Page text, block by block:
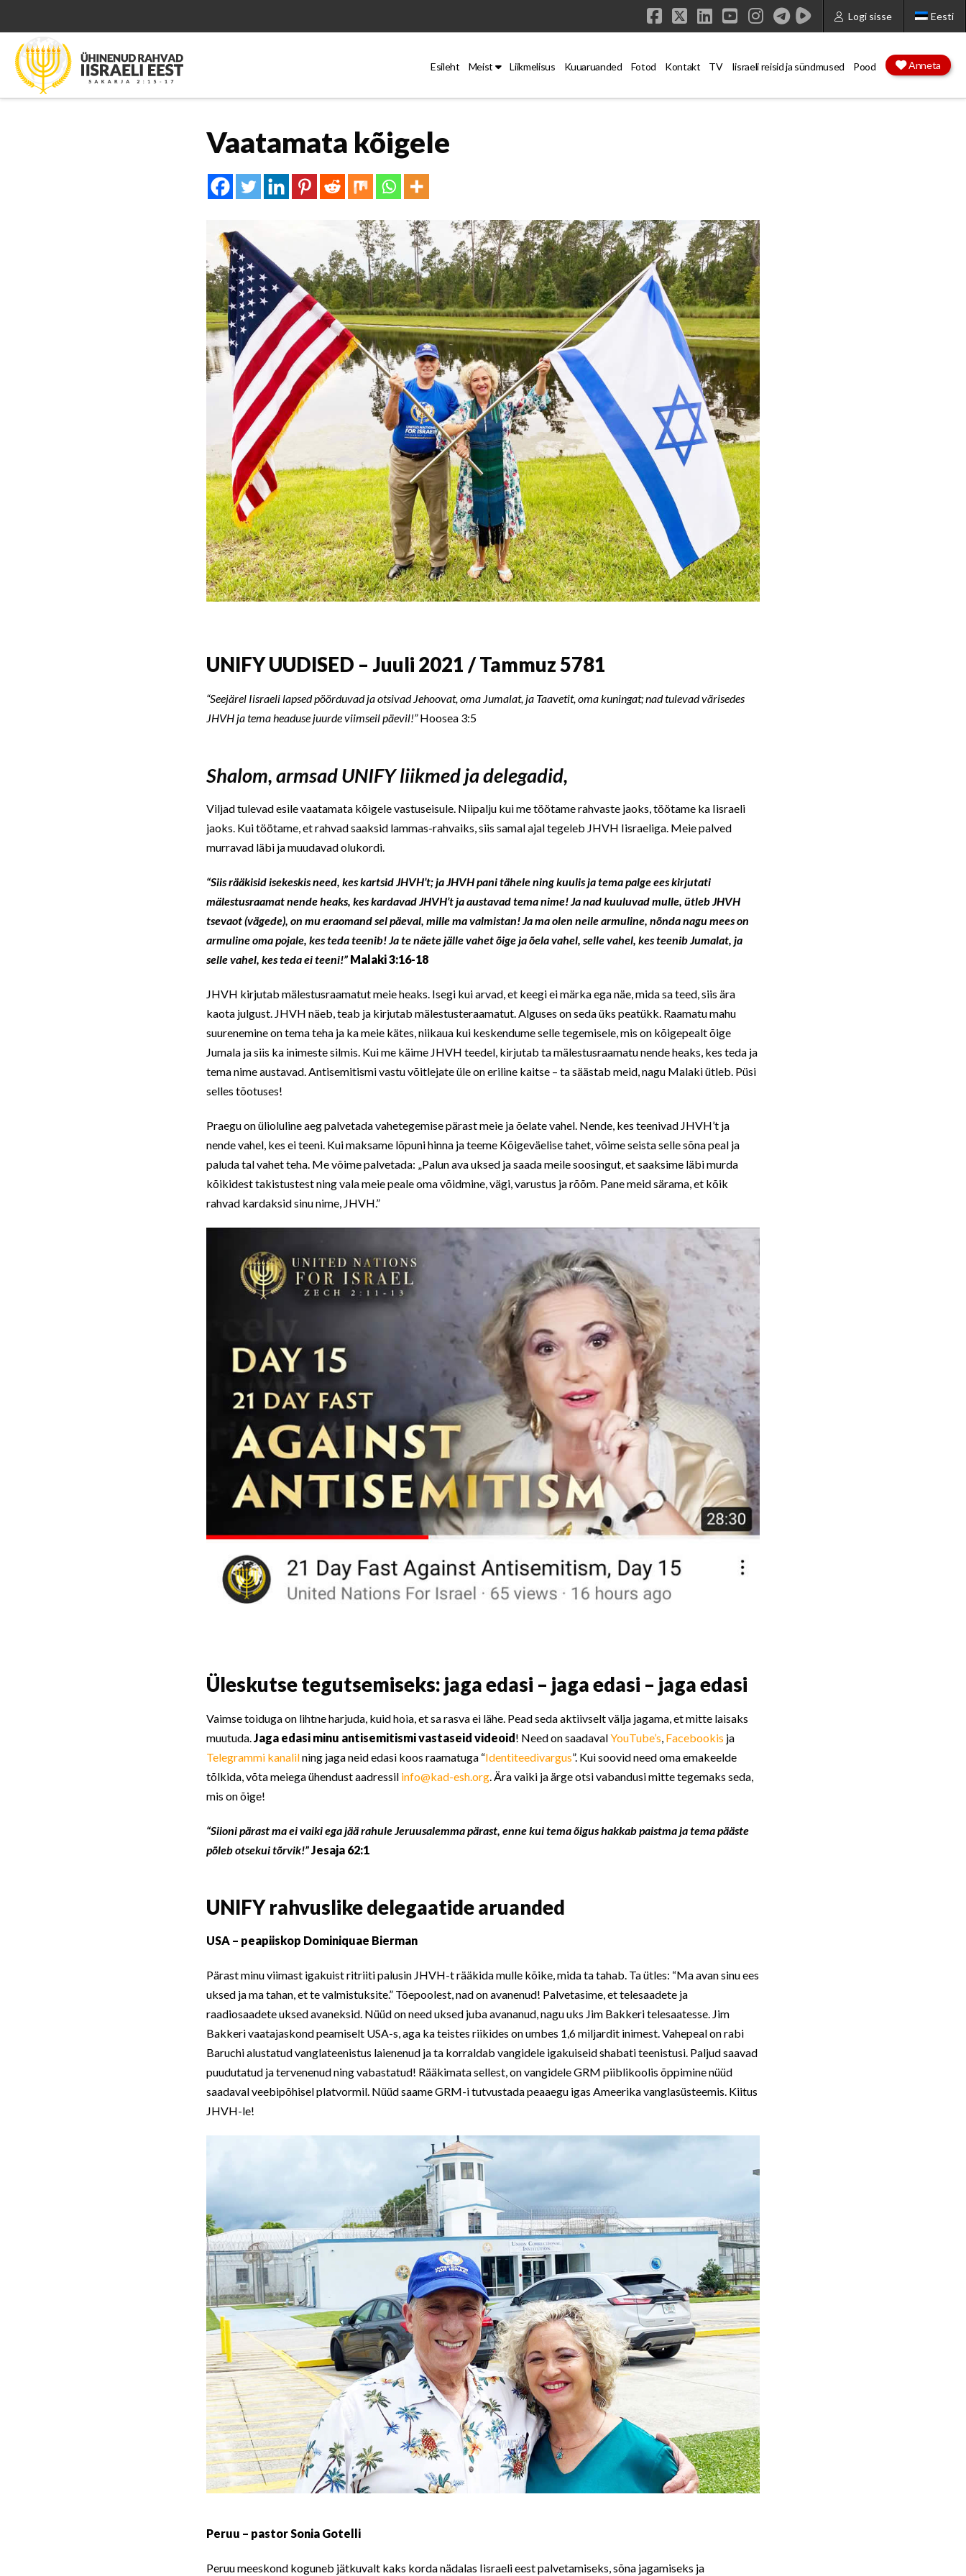
Logi sisse Eesti
Facebook
X LinkedIn
YouTube
Instagram
Esileht Meist Liikmelisus Kuuaruanded Fotod Kontakt TV Iisraeli reisid ja sündmused Pood Anneta
Vaatamata kõigele
UNIFY UUDISED – Juuli 2021 / Tammuz 5781
“Seejärel Iisraeli lapsed pöörduvad ja otsivad Jehoovat, oma Jumalat, ja Taavetit, oma kuningat; nad tulevad värisedes
JHVH ja tema headuse juurde viimseil päevil!”Hoosea 3:5
Shalom, armsad UNIFY liikmed ja delegadid,
Viljad tulevad esile vaatamata kõigele vastuseisule. Niipalju kui me töötame rahvaste jaoks, töötame ka Iisraeli
jaoks. Kui töötame, et rahvad saaksid lammas-rahvaiks, siis samal ajal tegeleb JHVH Iisraeliga. Meie palved
murravad läbi ja muudavad olukordi.
“Siis rääkisid isekeskis need, kes kartsid JHVH’t; ja JHVH pani tähele ning kuulis ja tema palge ees kirjutati
mälestusraamat nende heaks, kes kardavad JHVH’t ja austavad tema nime! Ja nad kuuluvad mulle, ütleb JHVH
tsevaot (vägede), on mu eraomand sel päeval, mille ma valmistan! Ja ma olen neile armuline, nõnda nagu mees on
armuline oma pojale, kes teda teenib! Ja te näete jälle vahet õige ja õela vahel, selle vahel, kes teenib Jumalat, ja
selle vahel, kes teda ei teeni!” Malaki 3:16-18
JHVH kirjutab mälestusraamatut meie heaks. Isegi kui arvad, et keegi ei märka ega näe, mida sa teed, siis ära
kaota julgust. JHVH näeb, teab ja kirjutab mälestusteraamatut. Alguses on seda üks peatükk. Raamatu mahu
suurenemine on tema teha ja ka meie kätes, niikaua kui keskendume selle tegemisele, mis on kõigepealt õige
Jumala ja siis ka inimeste silmis. Kui me käime JHVH teedel, kirjutab ta mälestusraamatu nende heaks, kes teda ja
tema nime austavad. Antisemitismi vastu võitlejate üle on eriline kaitse – ta säästab meid, nagu Malaki ütleb. Püsi
selles tõotuses!
Praegu on ülioluline aeg palvetada vahetegemise pärast meie ja õelate vahel. Nende, kes teenivad JHVH’t ja
nende vahel, kes ei teeni. Kui maksame lõpuni hinna ja teeme Kõigeväelise tahet, võime seista selle sõna peal ja
paluda tal vahet teha. Me võime palvetada: „Palun ava uksed ja saada meile soosingut, et saaksime läbi murda
kõikidest takistustest ning vala meie peale oma võidmine, vägi, varustus ja rõõm. Pane meid särama, et kõik
rahvad kardaksid sinu nime, JHVH.”
Üleskutse tegutsemiseks: jaga edasi – jaga edasi – jaga edasi
Vaimse toiduga on lihtne harjuda, kuid hoia, et sa rasva ei lähe. Pead seda aktiivselt välja jagama, et mitte laisaks
muutuda. Jaga edasi minu antisemitismi vastaseid videoid! Need on saadavalYouTube’s Facebookis ja
Telegrammi kanalilning jaga neid edasi koos raamatuga “Identiteedivargus”. Kui soovid need oma emakeelde
tõlkida, võta meiega ühendust aadressil info@kad-esh.org . Ära vaiki ja ärge otsi vabandusi mitte tegemaks seda,
mis on õige!
“Siioni pärast ma ei vaiki ega jää rahule Jeruusalemma pärast, enne kui tema õigus hakkab paistma ja tema pääste
põleb otsekui tõrvik!” Jesaja 62:1
UNIFY rahvuslike delegaatide aruanded
USA – peapiiskop Dominiquae Bierman
Pärast minu viimast igakuist ritriiti palusin JHVH-t rääkida mulle kõike, mida ta tahab. Ta ütles: “Ma avan sinu ees
uksed ja ma tahan, et te valmistuksite.” Tõepoolest, nad on avanenud! Palvetasime, et telesaadete ja
raadiosaadete uksed avaneksid. Nüüd on need uksed juba avananud, nagu uks Jim Bakkeri telesaatesse. Jim
Bakkeri vaatajaskond peamiselt USA-s, aga ka teistes riikides on umbes 1,6 miljardit inimest. Vahepeal on rabi
Baruchi alustatud vanglateenistus laienenud ja ta korraldab vangidele igakuiseid shabati teenistusi. Paljud saavad
puudutatud ja tervenenud ning vabastatud! Rääkimata sellest, on vangidele GRM piiblikoolis õppimine nüüd
saadaval veebipõhisel platvormil. Nüüd saame GRM-i tutvustada peaaegu igas Ameerika vanglasüsteemis. Kiitus
JHVH-le!
Peruu – pastor Sonia Gotelli
Peruu meeskond koguneb jätkuvalt kaks korda nädalas Iisraeli eest palvetamiseks, sõna jagamiseks ja